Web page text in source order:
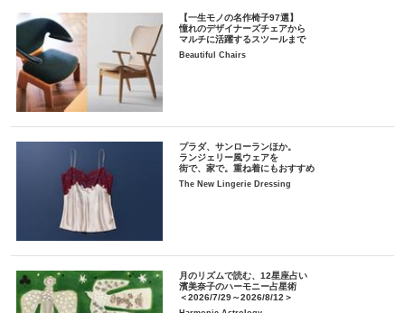
【一生モノの名作椅子97選】
憧れのデザイナーズチェアから
マルチに活躍するスツールまで
Beautiful Chairs
プラダ、サンローランほか。
ランジェリー風ウェアを
街で、家で。重ね着にもおすすめ
The New Lingerie Dressing
月のリズムで読む、12星座占い
濱美奈子のハーモニー占星術
＜2026/7/29～2026/8/12＞